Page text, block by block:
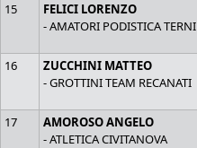
15
FELICI LORENZO
- AMATORI PODISTICA TERNI
16
ZUCCHINI MATTEO
- GROTTINI TEAM RECANATI
17
AMOROSO ANGELO
- ATLETICA CIVITANOVA